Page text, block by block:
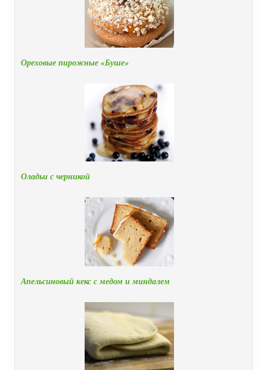
Ореховые пирожные «Буше»
Оладьи с черникой
Апельсиновый кекс с медом и миндалем